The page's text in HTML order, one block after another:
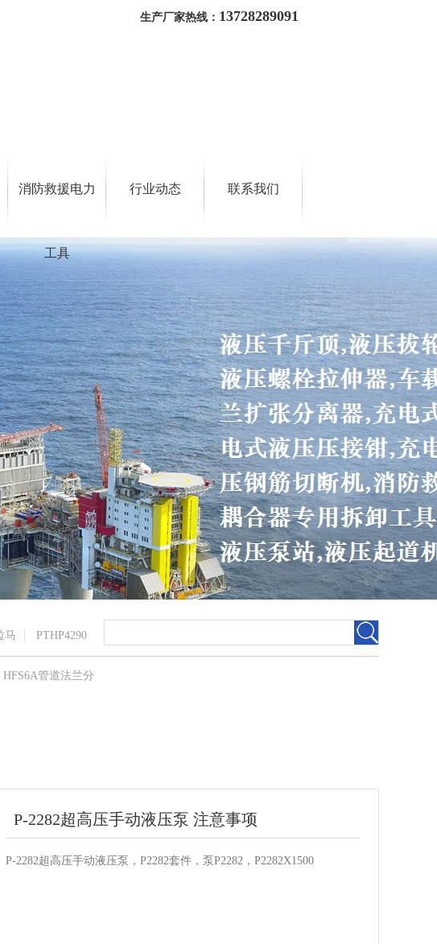
生产厂家热线： 13728289091
消防救援电力
工具
行业动态 联系我们
马 PTHP4290
管道法兰分
P-2282超高压手动液压泵 注意事项
P-2282超高压手动液压泵，P2282套件，泵P2282，P2282X1500